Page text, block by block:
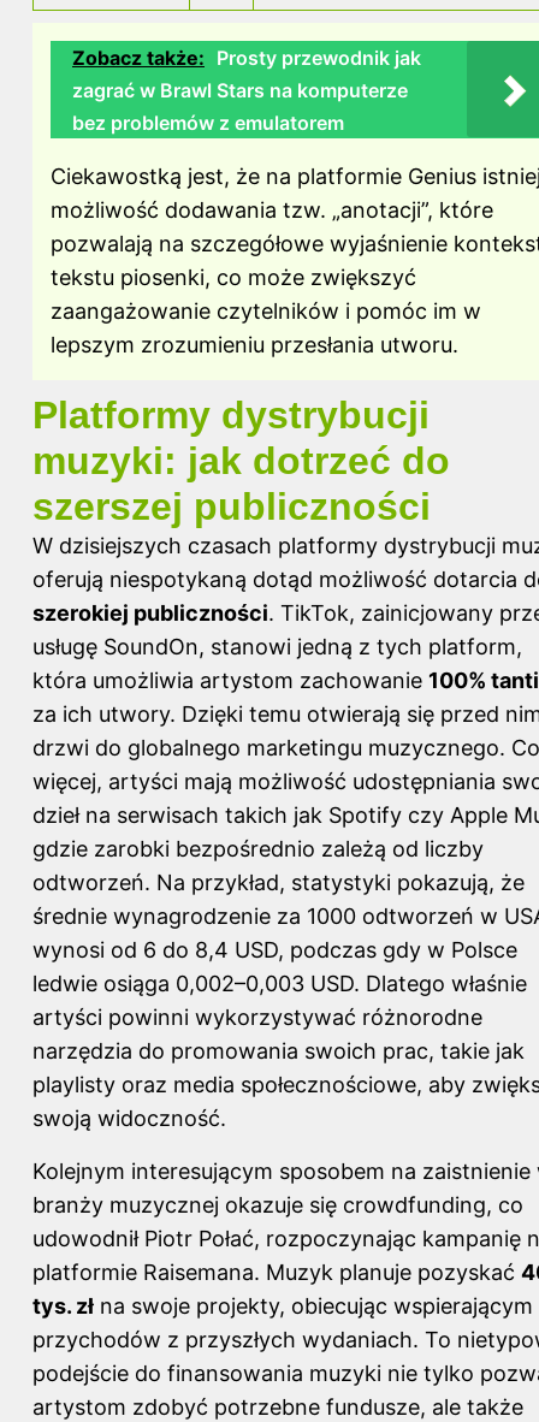
Zobacz także: Prosty przewodnik jak
zagrać w Brawl Stars na komputerze
bez problemów z emulatorem
Ciekawostką jest, że na platformie Genius
możliwość dodawania tzw. „anotacji”, które
pozwalają na szczegółowe wyjaśnienie
tekstu piosenki, co może zwiększyć
zaangażowanie czytelników i pomóc im w
lepszym zrozumieniu przesłania utworu.
Platformy dystrybucji
muzyki: jak dotrzeć do
szerszej publiczności
W dzisiejszych czasach platformy dystrybucji
oferują niespotykaną dotąd możliwość dotarcia
szerokiej publiczności. TikTok, zainicjowany
usługę SoundOn, stanowi jedną z tych platform,
która umożliwia artystom zachowanie 100%
za ich utwory. Dzięki temu otwierają się przed
drzwi do globalnego marketingu muzycznego. Co
więcej, artyści mają możliwość udostępniania
dzieł na serwisach takich jak Spotify czy Apple
gdzie zarobki bezpośrednio zależą od liczby
odtworzeń. Na przykład, statystyki pokazują, że
średnie wynagrodzenie za 1000 odtworzeń w
wynosi od 6 do 8,4 USD, podczas gdy w Polsce
ledwie osiąga 0,002–0,003 USD. Dlatego właśnie
artyści powinni wykorzystywać różnorodne
narzędzia do promowania swoich prac, takie jak
playlisty oraz media społecznościowe, aby
swoją widoczność.
Kolejnym interesującym sposobem na zaistnienie
branży muzycznej okazuje się crowdfunding, co
udowodnił Piotr Połać, rozpoczynając kampanię
platformie Raisemana. Muzyk planuje pozyskać
tys. zł na swoje projekty, obiecując wspierającym
przychodów z przyszłych wydaniach. To
podejście do finansowania muzyki nie tylko
artystom zdobyć potrzebne fundusze, ale także